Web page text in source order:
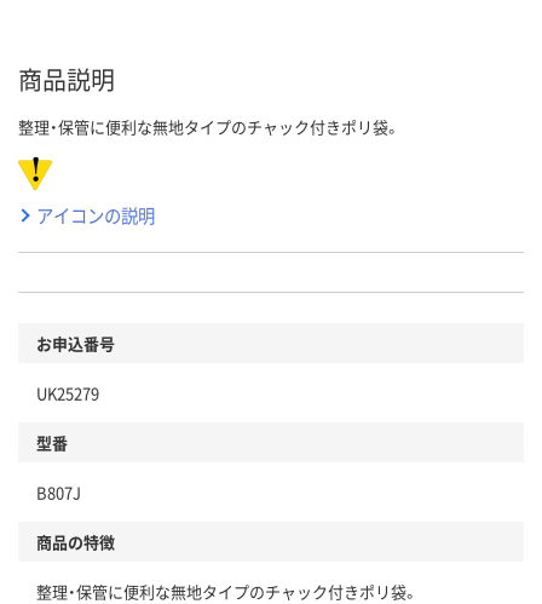
商品説明
整理・保管に便利な無地タイプのチャック付きポリ袋。
アイコンの説明
お申込番号
UK25279
型番
B807J
商品の特徴
整理・保管に便利な無地タイプのチャック付きポリ袋。